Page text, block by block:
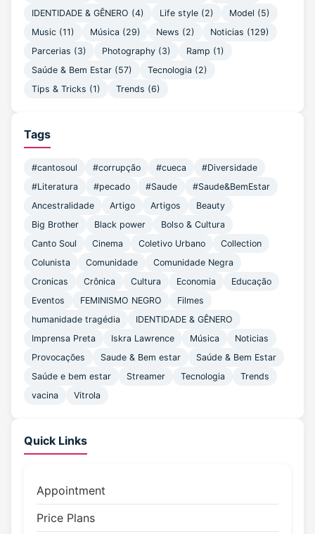
IDENTIDADE & GÊNERO (4) Life style (2) Model (5)
Music (11) Música (29) News (2) Noticias (129)
Parcerias (3) Photography (3) Ramp (1)
Saúde & Bem Estar (57) Tecnologia (2)
Tips & Tricks (1) Trends (6)
Tags
#cantosoul #corrupção #cueca
#Diversidade
#Literatura
#pecado #Saude
#Saude&BemEstar
Ancestralidade
Artigo Artigos
Beauty
Big Brother
Black power
Bolso & Cultura
Canto Soul
Cinema Coletivo Urbano
Collection
Colunista
Comunidade
Comunidade Negra
Cronicas
Crônica Cultura Economia
Educação
Eventos
FEMINISMO NEGRO
Filmes
humanidade tragédia
IDENTIDADE & GÊNERO
Imprensa Preta
Iskra Lawrence Música
Noticias
Provocações
Saude & Bem estar
Saúde & Bem Estar
Saúde e bem estar
Streamer Tecnologia
Trends
vacina
Vitrola
Quick Links
Appointment
Price Plans